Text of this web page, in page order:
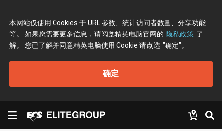
本网站仅使用 Cookies 于 URL 参数、统计访问者数量、分享功能
等。 如果您需要更多信息，请阅览精英电脑官网的 隐私政策 了
解。 您已了解并同意精英电脑使用 Cookie 请点选 "确定"。
确定